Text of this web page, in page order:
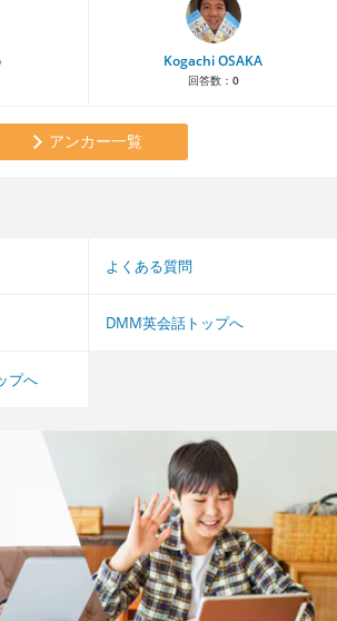
Kogachi OSAKA
回答数： 0
アンカー一覧
よくある質問
DMM英会話トップへ
プへ